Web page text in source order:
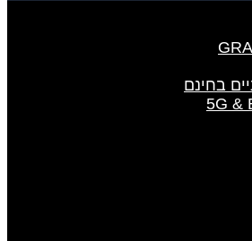
בחינם
5G &